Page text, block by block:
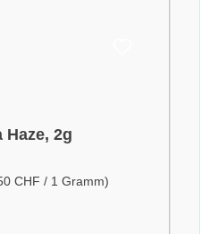
Haze, 2g
CHF / 1 Gramm)